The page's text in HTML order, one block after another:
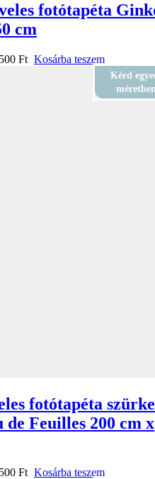
fotótapéta
cm
Ft Kosárba teszem
Kérd
fotótapéta szürke
Feuilles 200 cm x
Ft Kosárba teszem